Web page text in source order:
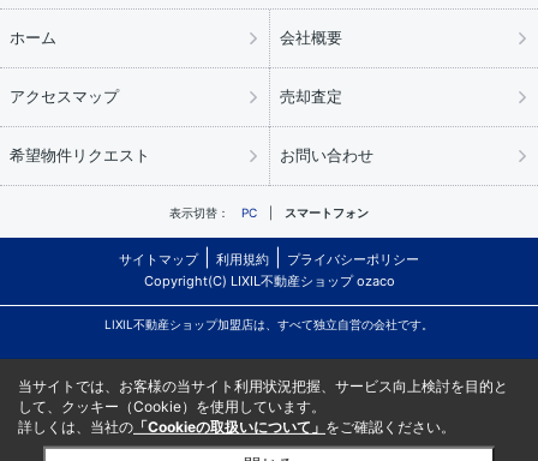
ホーム 会社概要
アクセスマップ 売却査定
希望物件リクエスト お問い合わせ
表示切替： PC スマートフォン
サイトマップ 利用規約
プライバシーポリシー
Copyright(C) LIXIL不動産ショップ ozaco
LIXIL不動産ショップ加盟店は、すべて独立自営の会社です。
当サイトでは、お客様の当サイト利用状況把握、サービス向上検討を目的と
して、クッキー（Cookie）を使用しています。
詳しくは、当社の 「Cookieの取扱いについて」 をご確認ください。